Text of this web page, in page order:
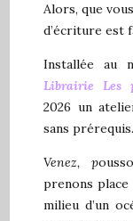
Alors, que
d’écriture est
Installée au
Librairie Les
2026 un
sans prérequis.
Venez, p
prenons
milieu d’un